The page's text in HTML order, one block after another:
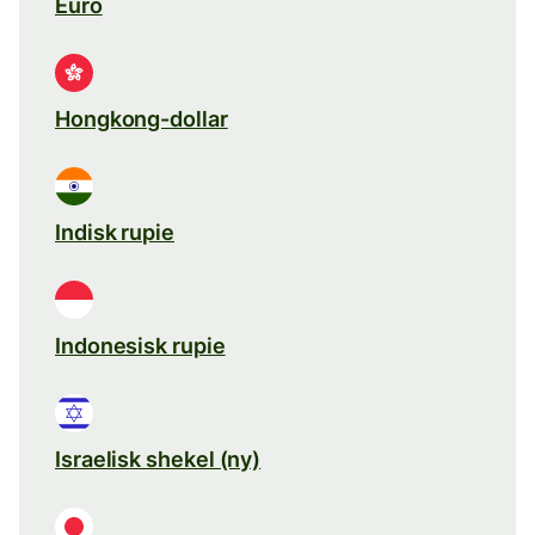
Euro
Hongkong-dollar
Indisk rupie
Indonesisk rupie
Israelisk shekel (ny)